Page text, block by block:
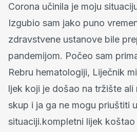
Corona učinila je moju
Izgubio sam jako puno
zdravstvene ustanove bile
pandemijom. Počeo sam
Rebru hematologiji, Liječnik
ljek koji je došao na tržište ali
skup i ja ga ne mogu priuštiti
situaciji.kompletni lijek